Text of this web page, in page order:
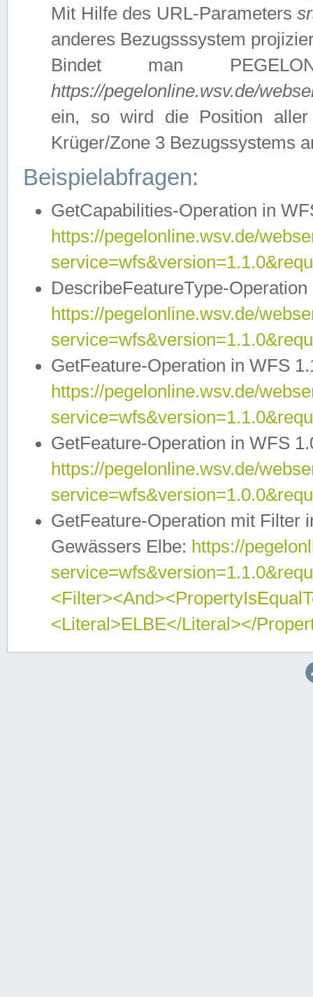
Mit Hilfe des URL-Parameters
anderes Bezugsssystem
Bindet man
https://pegelonline.wsv.de/
ein, so wird die Position
Krüger/Zone 3 Bezugssystems
Beispielabfragen:
GetCapabilities-Operation in
https://pegelonline.wsv.de/
DescribeFeatureType-
https://pegelonline.wsv.de/
GetFeature-Operation in WFS
https://pegelonline.wsv.de/
GetFeature-Operation in WFS
https://pegelonline.wsv.de/
GetFeature-Operation mit Filter
Gewässers Elbe: https://
<Literal>ELBE</Literal></